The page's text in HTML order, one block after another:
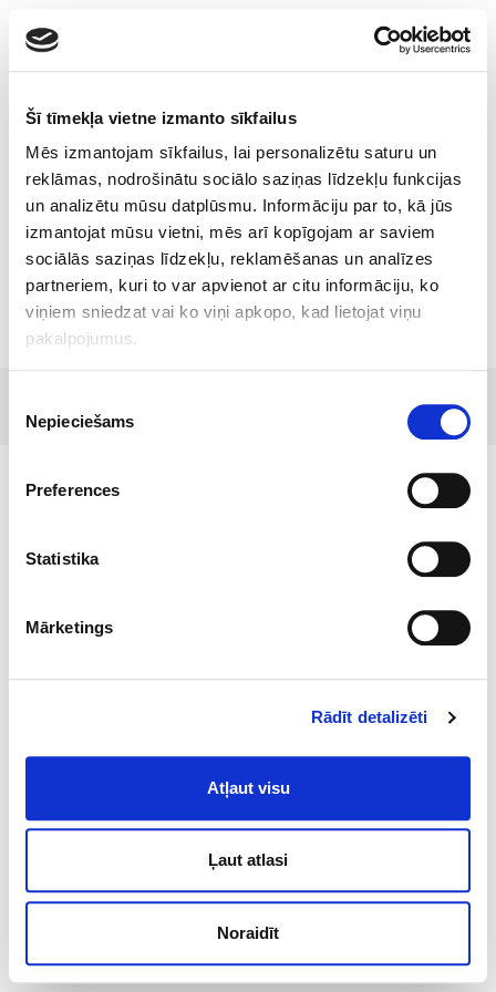
Šī tīmekļa vietne izmanto sīkfailus
Mēs izmantojam sīkfailus, lai personalizētu saturu un
reklāmas, nodrošinātu sociālo saziņas līdzekļu funkcijas
un analizētu mūsu datplūsmu. Informāciju par to, kā jūs
izmantojat mūsu vietni, mēs arī kopīgojam ar saviem
sociālās saziņas līdzekļu, reklamēšanas un analīzes
partneriem, kuri to var apvienot ar citu informāciju, ko
viņiem sniedzat vai ko viņi apkopo, kad lietojat viņu
pakalpojumus.
izvēle
Nepieciešams
Preferences
Statistika
Mārketings
Rādīt detalizēti
Atļaut visu
Ļaut atlasi
Noraidīt
Uuring: piiriülest digiretsepti
kasutavad peamiselt Soomes
tööl käivad inimesed
policy|Cookie Policy
SONARO